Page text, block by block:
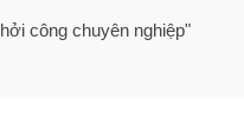
công chuyên nghiệp"